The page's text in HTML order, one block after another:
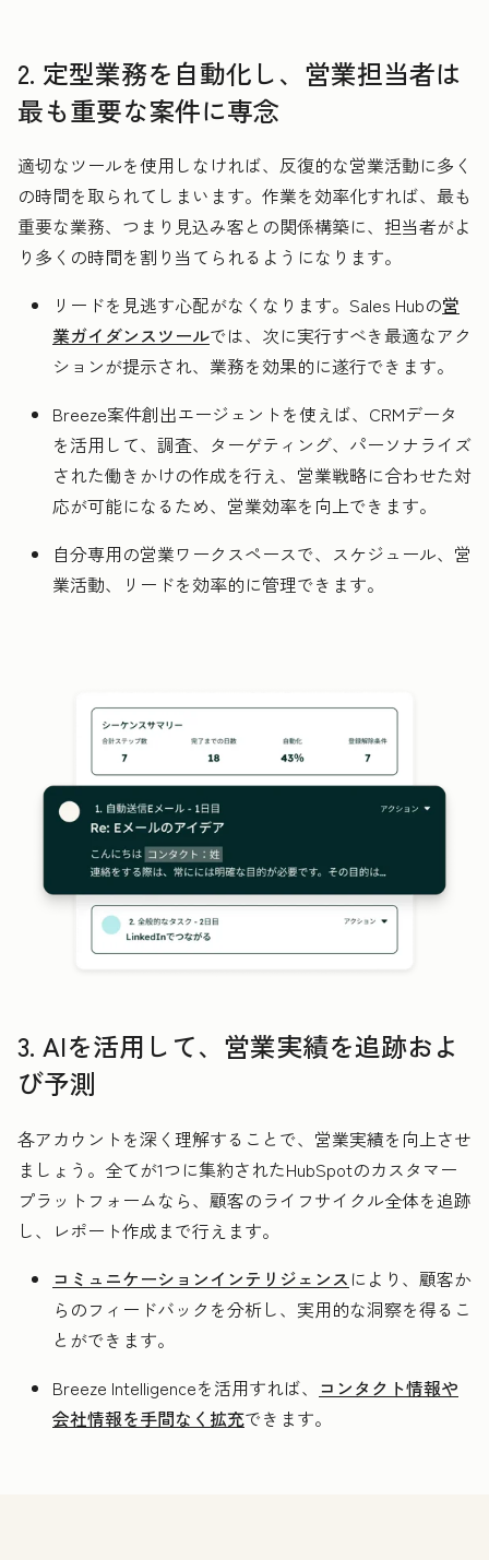
2. 定型業務を自動化し、営業担当者は
最も重要な案件に専念
適切なツールを使用しなければ、反復的な営業活動に多く
の時間を取られてしまいます。作業を効率化すれば、最も
重要な業務、つまり見込み客との関係構築に、担当者がよ
り多くの時間を割り当てられるようになります。
リードを見逃す心配がなくなります。Sales Hubの営
業ガイダンスツールでは、次に実行すべき最適なアク
ションが提示され、業務を効果的に遂行できます。
Breeze案件創出エージェントを使えば、CRMデータ
を活用して、調査、ターゲティング、パーソナライズ
された働きかけの作成を行え、営業戦略に合わせた対
応が可能になるため、営業効率を向上できます。
自分専用の営業ワークスペースで、スケジュール、営
業活動、リードを効率的に管理できます。
3. AIを活用して、営業実績を追跡およ
び予測
各アカウントを深く理解することで、営業実績を向上させ
ましょう。全てが1つに集約されたHubSpotのカスタマー
プラットフォームなら、顧客のライフサイクル全体を追跡
し、レポート作成まで行えます。
コミュニケーションインテリジェンス により、顧客か
らのフィードバックを分析し、実用的な洞察を得るこ
とができます。
Breeze Intelligenceを活用すれば、 コンタクト情報や
会社情報を手間なく拡充できます。